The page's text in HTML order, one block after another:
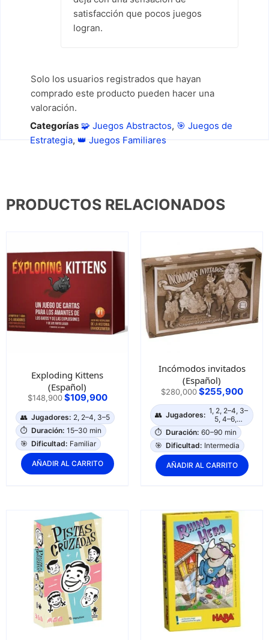
satisfacción que pocos juegos
logran.
Solo los usuarios registrados que hayan
comprado este producto pueden hacer una
valoración.
Categorías 🧩 Juegos Abstractos, 🎯 Juegos de
Estrategia, 👑 Juegos Familiares
PRODUCTOS RELACIONADOS
Exploding Kittens
(Español)
$148,900 $109,900
👥 Jugadores: 2, 2–4, 3–5
⏱️ Duración: 15–30 min
🎯 Dificultad: Familiar
AÑADIR AL CARRITO
Incómodos invitados
(Español)
$280,000 $255,900
👥 Jugadores: 1, 2, 2–4, 3–
5, 4–6,…
⏱️ Duración: 60–90 min
🎯 Dificultad: Intermedia
AÑADIR AL CARRITO